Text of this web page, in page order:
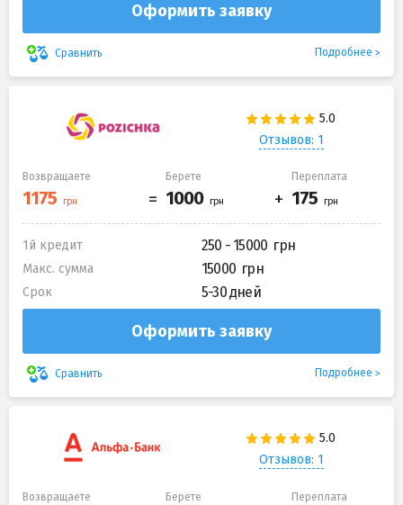
Оформить заявку
Сравнить Подробнее
Отзывов: 1
Возвращаете Берете Переплата
1й кредит 250 - 15000
Макс. сумма 15000
Срок 5-30 дней
Оформить заявку
Сравнить Подробнее
Отзывов: 1
Возвращаете Берете Переплата